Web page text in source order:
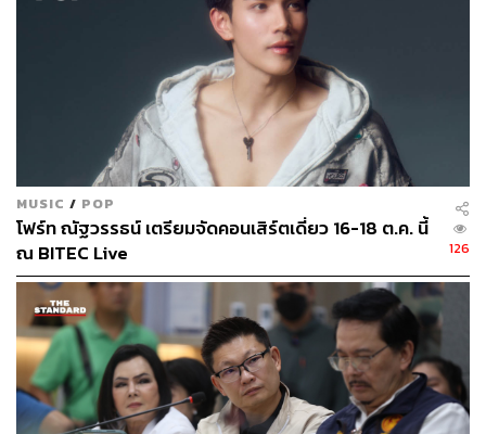
ทั้งนี้ระยะแรกของการให้บริการจะรองรับผู้ป่วยเดิมจากโรง
พยาบาลศิริราชก่อน จากนั้นจะเริ่มขยายไปยังพื้นที่ใกล้เคียง
ในจังหวัดสมุทรสาครเป็นลำดับถัดไป
“จุดเริ่มต้นของศูนย์วิทยาการเวชศาสตร์ผู้สูงอายุศิริราชนั้น
เกิดจากแนวคิดการดูแลผู้สูงอายุหลังการรักษาจากความเจ็บ
ป่วยด้วยโรคซับซ้อนหรือหลังการผ่าตัด ซึ่งต้องการการฟื้นฟู
ในระยะกลาง เช่น ผู้ป่วยผ่าตัดข้อสะโพก ผู้ป่วยโรคสมอง
เสื่อม ผู้ป่วยโรคไต โรคเบาหวาน” คณบดีคณะแพทยศาสตร์
ศิริราชพยาบาล มหาวิทยาลัยมหิดล ย้ำ
นอกจากนี้ในอนาคต
โรงพยาบาลมีแผนขยายบริการให้
ครอบคลุมโรคที่ซับซ้อนและท้าทายมากขึ้น เพื่อรองรับผู้ป่วย
ที่เพิ่มขึ้น โดยหลังจากโควิดคลี่คลายลง สถานการณ์ของ
ธุรกิจโรงพยาบาลก็เริ่มกลับมาฟื้นตัว
MUSIC / POP
โฟร์ท ณัฐวรรธน์ เตรียมจัดคอนเสิร์ตเดี่ยว 16-18 ต.ค. นี้
ณ BITEC Live
126